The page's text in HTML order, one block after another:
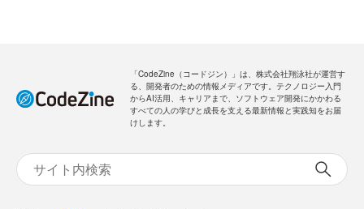
「CodeZine（コードジン）」は、株式会社翔泳社が運営す
る、開発者のための情報メディアです。テクノロジー入門
からAI活用、キャリアまで、ソフトウェア開発にかかわる
すべての人の学びと成長を支える最新情報と実践知をお届
けします。